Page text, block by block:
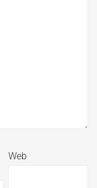
Web